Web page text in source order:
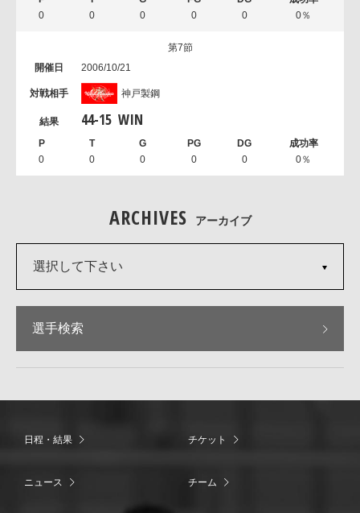
0 0 0 0 0 0％
第7節
2006/10/21
神戸製鋼
44-15 WIN
0 0 0 0 0 0％
ARCHIVES アーカイブ
選択して下さい
選手検索
日程・結果 チケット
ニュース チーム